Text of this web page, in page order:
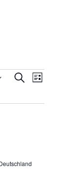
Suche
Liste